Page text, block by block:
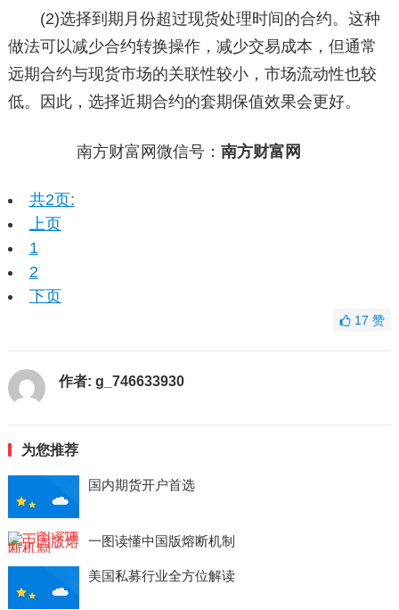
(2)选择到期月份超过现货处理时间的合约。这种
做法可以减少合约转换操作，减少交易成本，但通常
远期合约与现货市场的关联性较小，市场流动性也较
低。因此，选择近期合约的套期保值效果会更好。
南方财富网微信号： 南方财富网
共2页:
上页
1
2
下页
17赞
作者: g_746633930
为您推荐
国内期货开户首选
一图读懂中国版熔断机制
美国私募行业全方位解读